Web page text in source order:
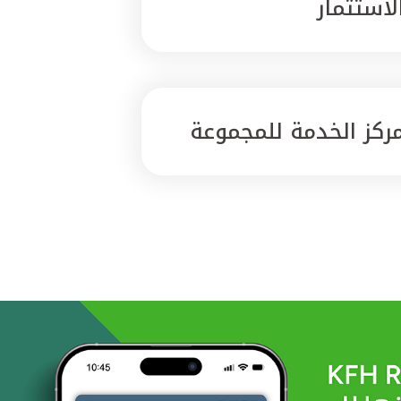
الخدمة للمجموعة